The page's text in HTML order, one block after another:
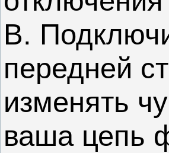
В.
передней
изменять
ваша цепь